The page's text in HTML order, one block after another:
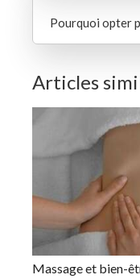
Pourquoi opter
Articles
Massage et bien-